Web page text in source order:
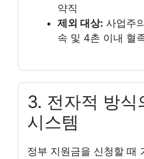
약직
제외 대상: 사업주
속 및 4촌 이내 혈
3. 전자적 방식
시스템
정부 지원금을 신청할 때